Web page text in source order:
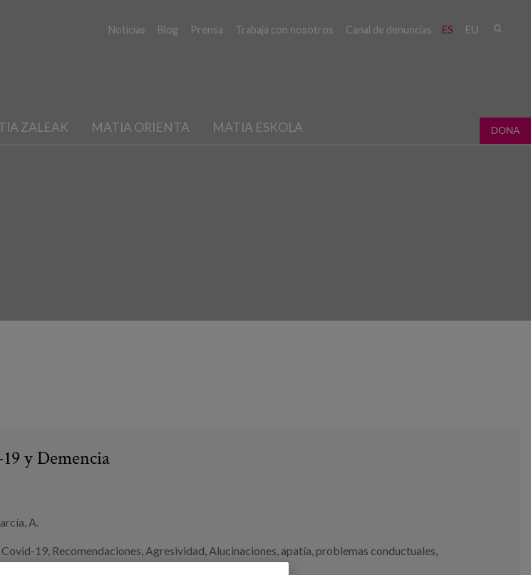
ES EU
Noticias Blog Prensa Trabaja con nosotros Canal de denuncias
ZALEAK MATIA ORIENTA MATIA ESKOLA DONA
y Demencia
A.
Covid-19, Recomendaciones,Agresividad,Alucinaciones, apatía,problemas conductuales,